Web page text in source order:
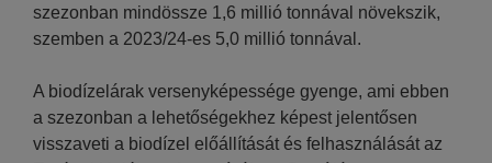
szezonban mindössze 1,6 millió tonnával növekszik,
szemben a 2023/24-es 5,0 millió tonnával.
A biodízelárak versenyképessége gyenge, ami ebben
a szezonban a lehetőségekhez képest jelentősen
visszaveti a biodízel előállítását és felhasználását az